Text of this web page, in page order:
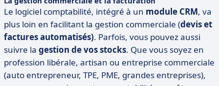
Le logiciel comptabilité, intégré à un module CRM, va
plus loin en facilitant la gestion commerciale (devis et
factures automatisés). Parfois, vous pouvez aussi
suivre la gestion de vos stocks. Que vous soyez en
profession libérale, artisan ou entreprise commerciale
(auto entrepreneur, TPE, PME, grandes entreprises),